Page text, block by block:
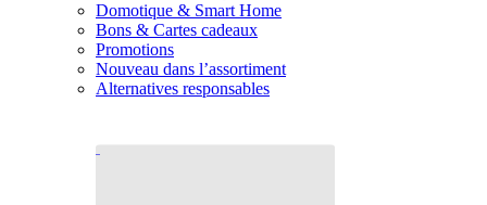
Domotique & Smart Home
Bons & Cartes cadeaux
Promotions
Nouveau dans l’assortiment
Alternatives responsables